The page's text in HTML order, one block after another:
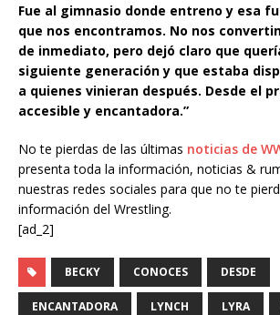
Fue al gimnasio donde entreno y esa
que nos encontramos. No nos
de inmediato, pero dejó claro que
siguiente generación y que estaba
a quienes vinieran después. Desde el
accesible y encantadora.”
No te pierdas de las últimas noticias de
presenta toda la información, noticias &
nuestras redes sociales para que no te
información del Wrestling.
[ad_2]
BECKY CONOCES DESDE
ENCANTADORA LYNCH LYRA